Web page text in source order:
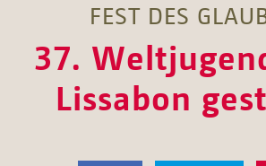
FEST DES
37.
Lissabon